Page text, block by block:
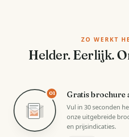
ZO WERKT
Helder. Eerlijk.
01 Gratis brochure
Vul in 30 seconden
onze uitgebreide
en prijsindicaties.